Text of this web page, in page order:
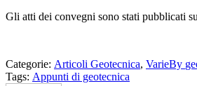
Gli atti dei convegni sono stati pubblicati su
Categorie: Articoli Geotecnica, VarieBy
Tags: Appunti di geotecnica